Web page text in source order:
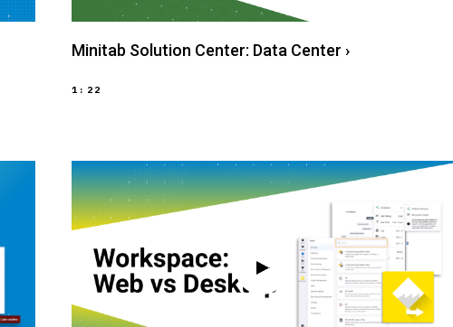
Minitab Solution Center: Data Center ›
1:22